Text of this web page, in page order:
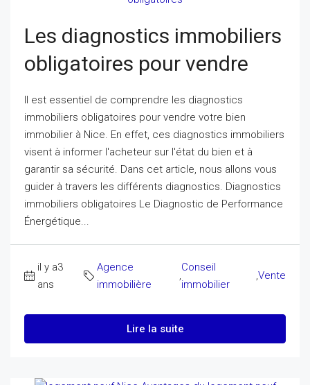
Les diagnostics immobiliers
obligatoires pour vendre
Il est essentiel de comprendre les diagnostics
immobiliers obligatoires pour vendre votre bien
immobilier à Nice. En effet, ces diagnostics immobiliers
visent à informer l'acheteur sur l'état du bien et à
garantir sa sécurité. Dans cet article, nous allons vous
guider à travers les différents diagnostics. Diagnostics
immobiliers obligatoires Le Diagnostic de Performance
Énergétique...
il y a3
ans
Agence
immobilière
,
Conseil
immobilier
,Vente
Lire la suite